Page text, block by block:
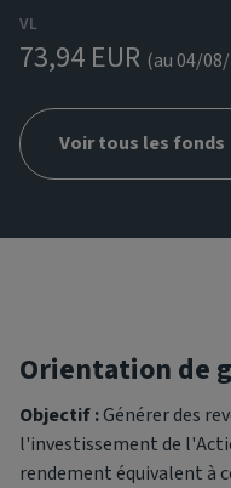
VL
73,94 EUR (au 04/
Voir tous les fonds
Orientation de
Objectif :Générer des
l'investissement de
rendement équivalent à